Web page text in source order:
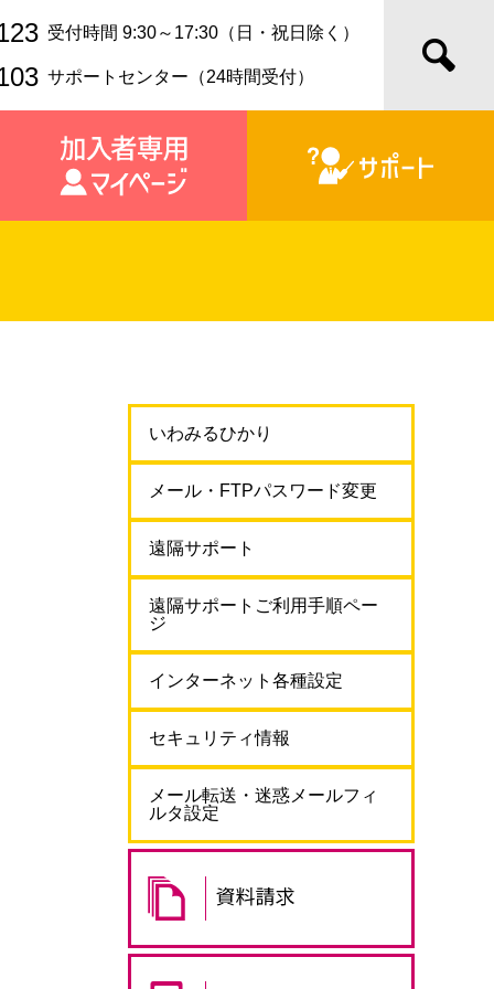
受付時間 9:30～17:30（日・祝日除く）
サポートセンター（24時間受付）
いわみるひかり
メール・FTPパスワード変更
遠隔サポート
遠隔サポートご利用手順ペー
ジ
インターネット各種設定
セキュリティ情報
メール転送・迷惑メールフィ
ルタ設定